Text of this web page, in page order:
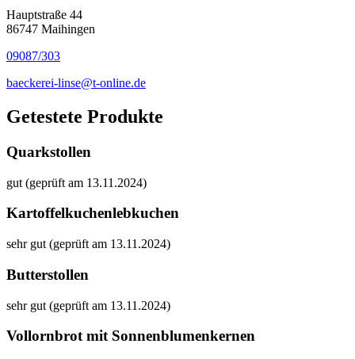
Hauptstraße 44
86747 Maihingen
09087/303
baeckerei-linse@t-online.de
Getestete Produkte
Quarkstollen
gut (geprüft am 13.11.2024)
Kartoffelkuchenlebkuchen
sehr gut (geprüft am 13.11.2024)
Butterstollen
sehr gut (geprüft am 13.11.2024)
Vollornbrot mit Sonnenblumenkernen